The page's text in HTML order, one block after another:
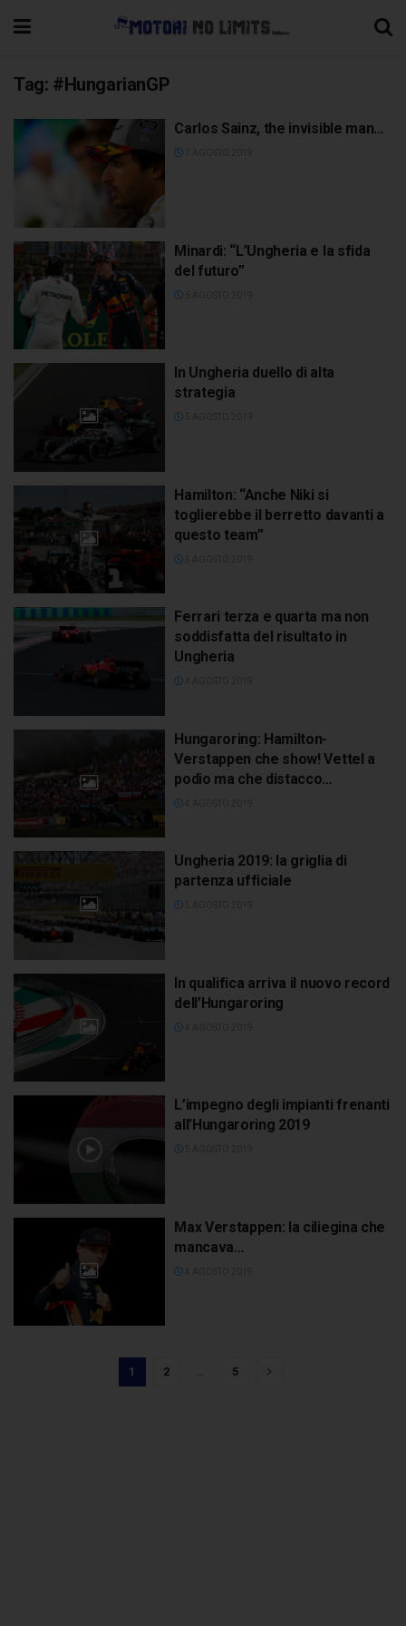
Tag: #HungarianGP
Carlos Sainz, the invisible man…
Minardi: “L’Ungheria e la sfida
del futuro”
In Ungheria duello di alta
strategia
Hamilton: “Anche Niki si
toglierebbe il berretto davanti a
questo team”
Ferrari terza e quarta ma non
soddisfatta del risultato in
Ungheria
Hungaroring: Hamilton-
Verstappen che show! Vettel a
podio ma che distacco…
Ungheria 2019: la griglia di
partenza ufficiale
In qualifica arriva il nuovo record
dell’Hungaroring
L’impegno degli impianti frenanti
all’Hungaroring 2019
Max Verstappen: la ciliegina che
mancava…
1 2 … 5